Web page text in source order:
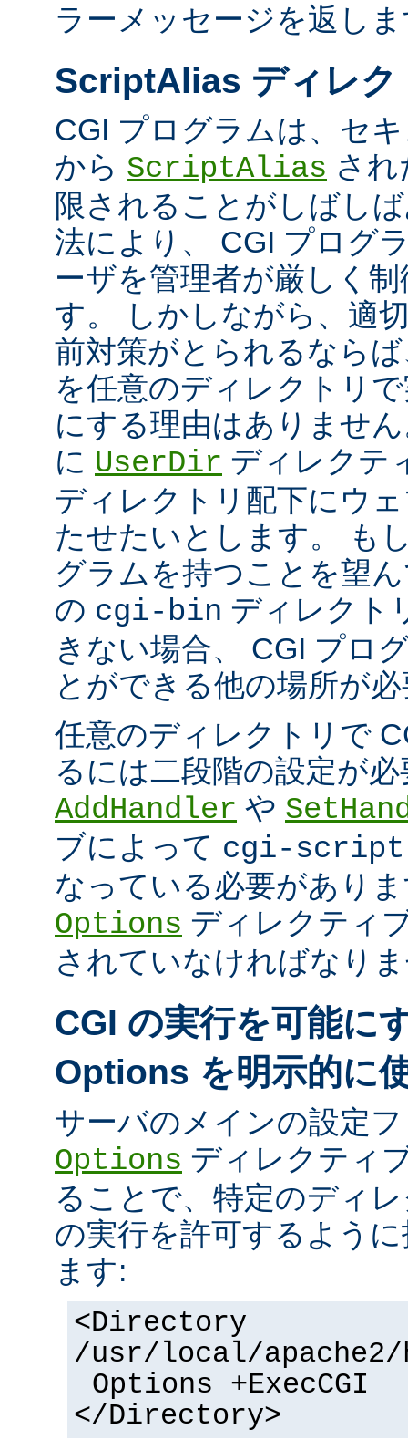
ラーメッセージを返し
ScriptAlias ディレク
CGI プログラムは、セ
から ScriptAlias さ
限されることがしばし
法により、 CGI プログ
ーザを管理者が厳しく
す。 しかしながら、適
前対策がとられるなら
を任意のディレクトリ
にする理由はありませ
に UserDir ディレクテ
ディレクトリ配下にウ
たせたいとします。 も
グラムを持つことを望
の cgi-bin ディレクト
きない場合、 CGI プロ
とができる他の場所が
任意のディレクトリで
るには二段階の設定が
AddHandler や
ブによって cgi-script
なっている必要があり
Options ディレクティ
されていなければなり
CGI の実行を可能に
Options を明示的に
サーバのメインの設定
Options ディレクティ
ることで、特定のディ
の実行を許可するよう
ます:
<Directory
/usr/local/apache2/
Options +ExecCGI
</Directory>